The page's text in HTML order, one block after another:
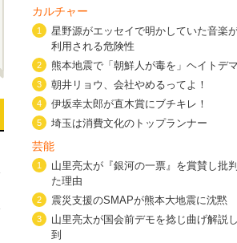
カルチャー
1
星野源がエッセイで明かしていた音楽
利用される危険性
2 熊本地震で「朝鮮人が毒を」ヘイトデマ
3 朝井リョウ、会社やめるってよ！
4 伊坂幸太郎が直木賞にブチキレ！
5 埼玉は消費文化のトップランナー
芸能
1
山里亮太が『銀河の一票』を賞賛し批
た理由
2 震災支援のSMAPが熊本大地震に沈黙
3
山里亮太が国会前デモを捻じ曲げ解説
到